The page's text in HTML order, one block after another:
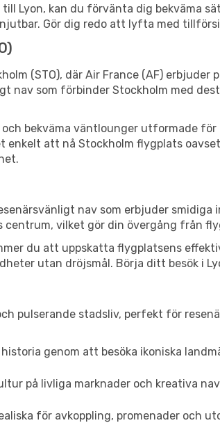
Lyon, kan du förvänta dig bekväma
Gör dig redo att lyfta med
(STO), där Air France (AF) erbjuder
nav som förbinder Stockholm med
bekväma väntlounger utformade
att nå Stockholm flygplats
nav som erbjuder smidiga
vilket gör din övergång från
du att uppskatta flygplatsens
utan dröjsmål. Börja ditt besök i
pulserande stadsliv, perfekt för
genom att besöka ikoniska
på livliga marknader och kreativa
för avkoppling, promenader och